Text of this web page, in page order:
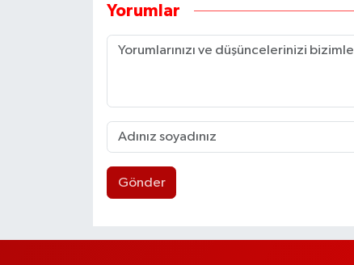
Yorumlar
Gönder